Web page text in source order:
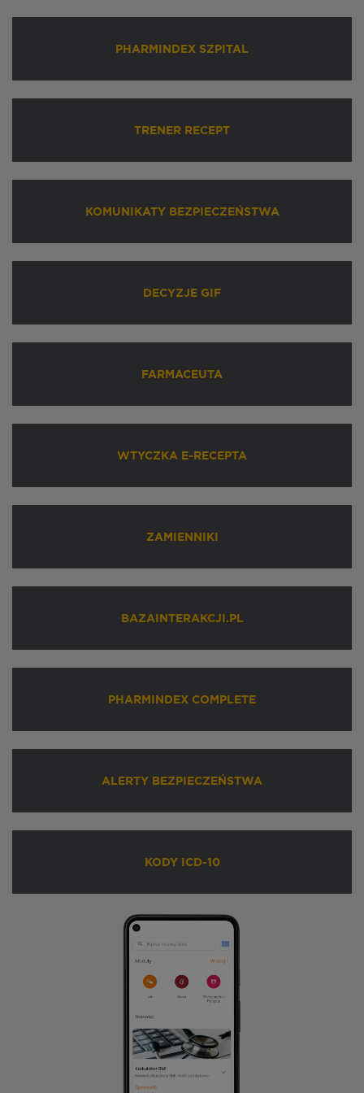
PHARMINDEX SZPITAL
TRENER RECEPT
KOMUNIKATY BEZPIECZEŃSTWA
DECYZJE GIF
FARMACEUTA
WTYCZKA E-RECEPTA
ZAMIENNIKI
BAZAINTERAKCJI.PL
PHARMINDEX COMPLETE
ALERTY BEZPIECZEŃSTWA
KODY ICD-10